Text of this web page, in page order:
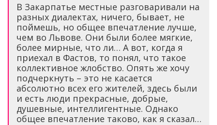
В Закарпатье местные разговаривали на
разных диалектах, ничего, бывает, не
поймешь, но общее впечатление лучше,
чем во Львове. Они были более мягкие,
более мирные, что ли… А вот, когда я
приехал в Фастов, то понял, что такое
коллективное жлобство. Опять же хочу
подчеркнуть – это не касается
абсолютно всех его жителей, здесь были
и есть люди прекрасные, добрые,
душевные, интеллигентные. Однако
общее впечатление таково, как я сказал…